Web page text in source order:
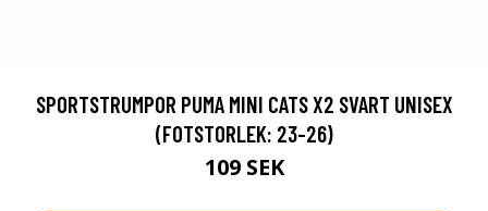
SPORTSTRUMPOR PUMA MINI CATS X2 SVART UNISEX
(FOTSTORLEK: 23-26)
109 SEK